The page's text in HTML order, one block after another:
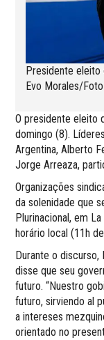
Presidente
Evo Morales/
O presidente eleito
domingo (8).
Argentina, Alberto
Jorge Arreaza,
Organizações
da solenidade que
Plurinacional, em
horário local (11h
Durante o
disse que seu
futuro. “Nuestro
futuro, sirviendo al
a intereses
orientado no